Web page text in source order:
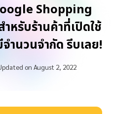
Shopping
หรับร้านค้าที่เปิดใช้
ำนวนจำกัด รีบเลย!
on August 2, 2022